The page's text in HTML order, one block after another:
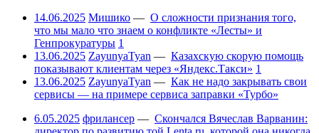
14.06.2025 Мишико — О сложности признания того,
что мы мало что знаем о конфликте «Лесты» и
Генпрокуратуры 1
13.06.2025 ZayunyaTyan — Казахскую скорую помощь
показывают клиентам через «Яндекс.Такси» 1
13.06.2025 ZayunyaTyan — Как не надо закрывать свои
сервисы — на примере сервиса заправки «Турбо»
6.05.2025 фрилансер — Скончался Вячеслав Варванин: